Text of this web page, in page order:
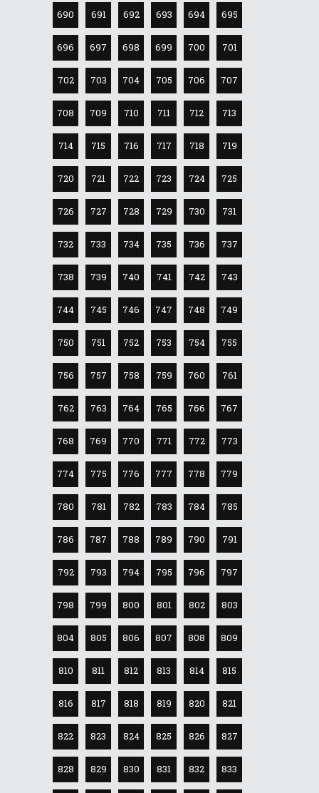
690 691 692 693 694 695
696 697 698 699 700 701
702 703 704 705 706 707
708 709 710 711 712 713
714 715 716 717 718 719
720 721 722 723 724 725
726 727 728 729 730 731
732 733 734 735 736 737
738 739 740 741 742 743
744 745 746 747 748 749
750 751 752 753 754 755
756 757 758 759 760 761
762 763 764 765 766 767
768 769 770 771 772 773
774 775 776 777 778 779
780 781 782 783 784 785
786 787 788 789 790 791
792 793 794 795 796 797
798 799 800 801 802 803
804 805 806 807 808 809
810 811 812 813 814 815
816 817 818 819 820 821
822 823 824 825 826 827
828 829 830 831 832 833